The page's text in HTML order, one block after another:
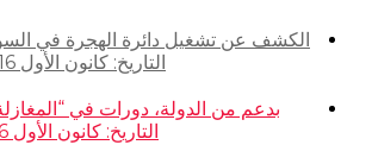
الكشف عن تشغيل دائرة الهجرة في
التاريخ: كانون الأول 2016 – الدولة: السويد
بدعم من الدولة، دورات في
التاريخ: كانون الأول 2016 – الدولة: ألمانيا